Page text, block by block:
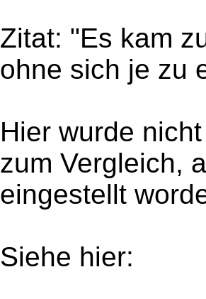
Zitat: "Es kam
ohne sich je zu
Hier wurde
zum Vergleich,
eingestellt
Siehe hier: